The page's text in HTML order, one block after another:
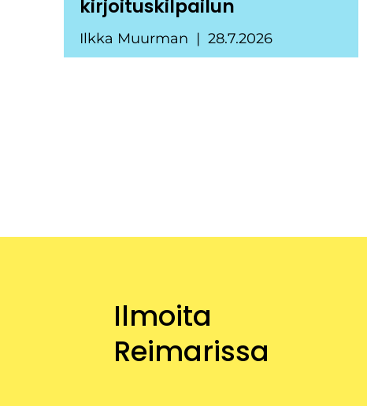
kirjoituskilpailun
Ilkka Muurman 28.7.2026
Ilmoita
Reimarissa